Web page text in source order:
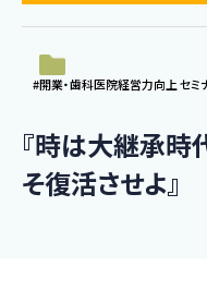
『時は大継承時
そ復活させよ』
#開業・歯科医院経営力向上 セ